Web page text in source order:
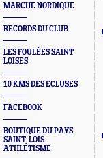
MARCHE NORDIQUE
RECORDS DU CLUB
LES FOULÉES SAINT
LOISES
10 KMS DES ECLUSES
FACEBOOK
BOUTIQUE DU PAYS
SAINT-LOIS
ATHLÉTISME